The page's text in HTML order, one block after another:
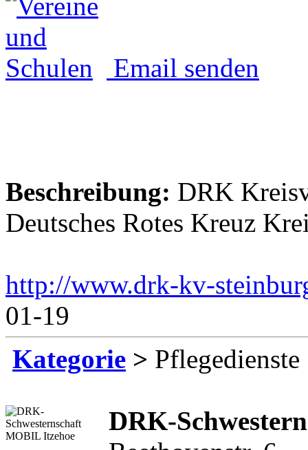
Email senden
Beschreibung: DRK
Deutsches Rotes Kreuz
http://www.drk-kv-
01-19
Kategorie > Pflegedienste
DRK-